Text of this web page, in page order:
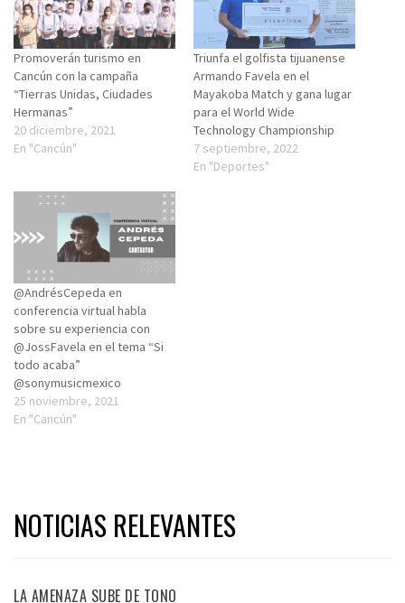
Promoverán turismo en
Cancún con la campaña
“Tierras Unidas, Ciudades
Hermanas”
20 diciembre, 2021
En "Cancún"
Triunfa el golfista tijuanense
Armando Favela en el
Mayakoba Match y gana lugar
para el World Wide
Technology Championship
7 septiembre, 2022
En "Deportes"
@AndrésCepeda en
conferencia virtual habla
sobre su experiencia con
@JossFavela en el tema “Si
todo acaba”
@sonymusicmexico
25 noviembre, 2021
En "Cancún"
NOTICIAS RELEVANTES
LA AMENAZA SUBE DE TONO